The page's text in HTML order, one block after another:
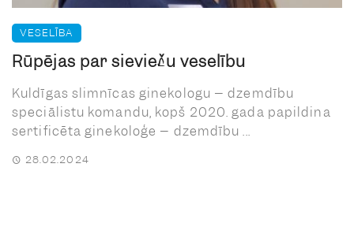
VESELĪBA
Rūpējas par sieviešu veselību
Kuldīgas slimnīcas ginekologu – dzemdību
speciālistu komandu, kopš 2020. gada papildina
sertificēta ginekoloģe – dzemdību ...
28.02.2024